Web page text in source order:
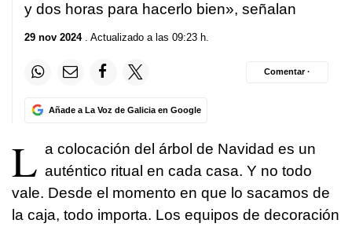
y dos horas para hacerlo bien», señalan
29 nov 2024. Actualizado a las 09:23 h.
Añade a La Voz de Galicia en Google
Comentar ·
L a colocación del árbol de Navidad es un
auténtico ritual en cada casa. Y no todo
vale. Desde el momento en que lo sacamos de
la caja, todo importa. Los equipos de decoración